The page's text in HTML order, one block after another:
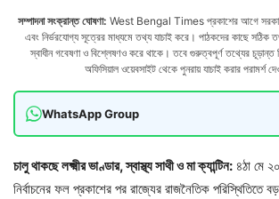
সম্পাদনা সংক্রান্ত ঘোষণা: West Bengal Times প্রকাশের আগে সরকারি
এবং নির্ভরযোগ্য সূত্রের মাধ্যমে তথ্য যাচাই করে। পাঠকদের কাছে সঠিক
স্বাধীন গবেষণা ও বিশ্লেষণও করে থাকে। তবে গুরুত্বপূর্ণ তথ্যের চূড়ান্ত
অফিসিয়াল ওয়েবসাইট থেকে পুনরায় যাচাই করার পরামর্শ
WhatsApp Group
চালু থাকছে লক্ষ্মীর ভাণ্ডার, স্বাস্থ্য সাথী ও মা ক্যান্টিন: ৪ঠা মে
নির্বাচনের ফল প্রকাশের পর রাজ্যের রাজনৈতিক পরিস্থিতিতে